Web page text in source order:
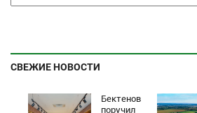
СВЕЖИЕ НОВОСТИ
Бектенов
поручил